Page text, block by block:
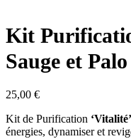
Kit
Sauge et
25,00 €
Kit de Purification ‘Vitalité’
énergies, dynamiser et